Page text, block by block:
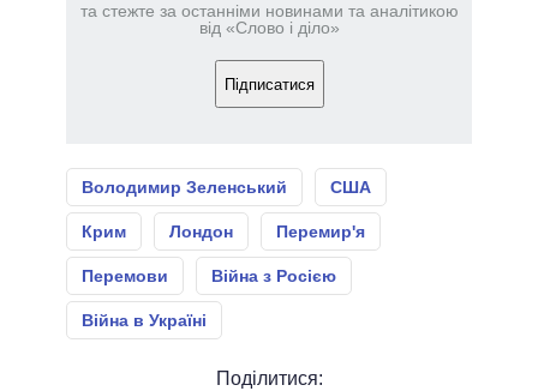
та стежте за останніми новинами та аналітикою
від «Слово і діло»
Підписатися
Володимир Зеленський США
Крим Лондон Перемир'я
Перемови Війна з Росією
Війна в Україні
Поділитися: